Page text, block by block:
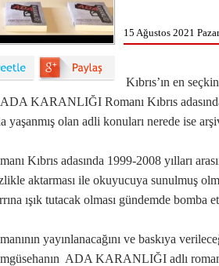
15 Ağustos 2021
Kıbrıs’ın en
ADA KARANLIĞI Romanı Kıbrıs
yaşanmış olan adli konuları nerede ise
Kıbrıs adasında 1999-2008 yılları
aktarması ile okuyucuya sunulmuş
ışık tutacak olması gündemde bomba
yayınlanacağını ve baskıya
ADA KARANLIĞI adlı